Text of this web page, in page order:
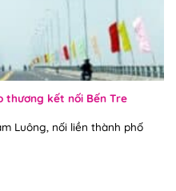
thương kết nối Bến Tre
Luông, nối liền thành phố